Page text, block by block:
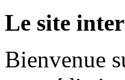
Le site
Bienvenue